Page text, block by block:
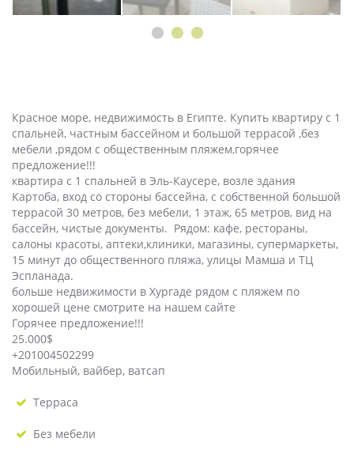
Красное море, недвижимость в Египте. Купить квартиру с 1
спальней, частным бассейном и большой террасой ,без
мебели ,рядом с общественным пляжем,горячее
предложение!!!
квартира с 1 спальней в Эль-Каусере, возле здания
Картоба, вход со стороны бассейна, с собственной большой
террасой 30 метров, без мебели, 1 этаж, 65 метров, вид на
бассейн, чистые документы. Рядом: кафе, рестораны,
салоны красоты, аптеки,клиники, магазины, супермаркеты,
15 минут до общественного пляжа, улицы Мамша и ТЦ
Эспланада.
больше недвижимости в Хургаде рядом с пляжем по
хорошей цене смотрите на нашем сайте
Горячее предложение!!!
25.000$
+201004502299
Мобильный, вайбер, ватсап
Терраса
Без мебели